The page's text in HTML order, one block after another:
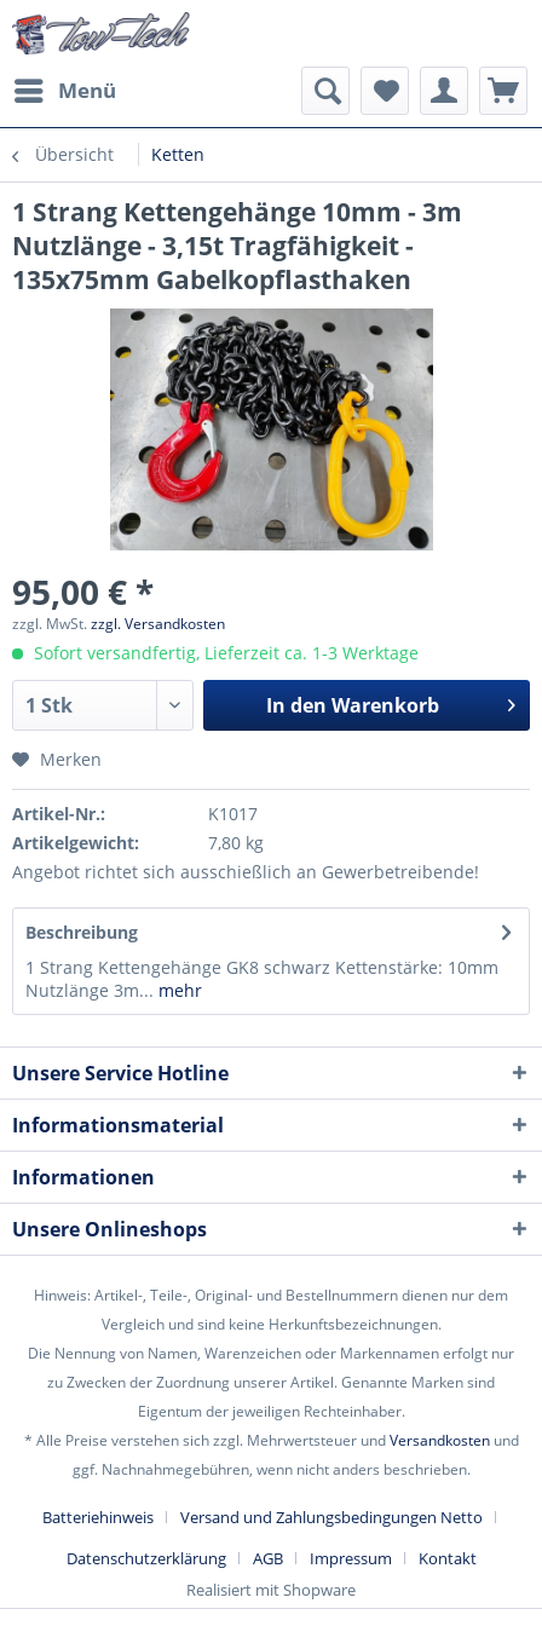
Menü
Übersicht Ketten
1 Strang Kettengehänge 10mm - 3m
Nutzlänge - 3,15t Tragfähigkeit -
135x75mm Gabelkopflasthaken
95,00 € *
zzgl. MwSt.zzgl. Versandkosten
Sofort versandfertig, Lieferzeit ca. 1-3 Werktage
In den Warenkorb
Merken
Artikel-Nr.:
K1017
Artikelgewicht:
7,80 kg
Angebot richtet sich ausschießlich an Gewerbetreibende!
Beschreibung
1 Strang Kettengehänge GK8 schwarz Kettenstärke: 10mm
Nutzlänge 3m... mehr
Unsere Service Hotline
Informationsmaterial
Informationen
Unsere Onlineshops
Hinweis: Artikel-, Teile-, Original- und Bestellnummern dienen nur dem
Vergleich und sind keine Herkunftsbezeichnungen.
Die Nennung von Namen, Warenzeichen oder Markennamen erfolgt nur
zu Zwecken der Zuordnung unserer Artikel. Genannte Marken sind
Eigentum der jeweiligen Rechteinhaber.
* Alle Preise verstehen sich zzgl. Mehrwertsteuer undVersandkostenund
ggf. Nachnahmegebühren, wenn nicht anders beschrieben.
Batteriehinweis
Versand und Zahlungsbedingungen Netto
Datenschutzerklärung
AGB Impressum
Kontakt
Realisiert mit Shopware